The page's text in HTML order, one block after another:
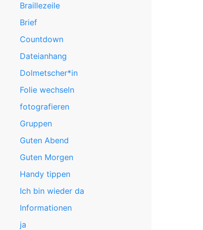
Braillezeile
Brief
Countdown
Dateianhang
Dolmetscher*in
Folie wechseln
fotografieren
Gruppen
Guten Abend
Guten Morgen
Handy tippen
Ich bin wieder da
Informationen
ja